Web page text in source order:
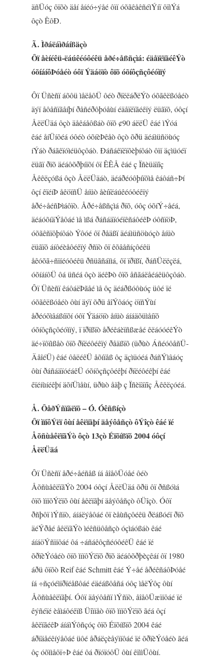
äñÜóç ôïõò äåí åíéó÷ýåé ôïí óõãêåêñéìÝíï ôïìÝá
ôçò ÊôÐ.
Ã. Ìðáëáìðáíßäçò
Ôï åèíéêü-ëáúêéóôéêü åðé÷åßñçìá: éäåïëïãéêÝò
óõíáíôÞóåéò óôï Ýäáöïò ôïõ óõíôçñçôéóìïý
Ôï Üñèñï áõôü ìåëåôÜ ôéò ðïëëáðëÝò óõãêëßóåéò
äýï åôåñïãåíþí ðåñéðôþóåùí éäåïëïãéêïý ëüãïõ, óôçí
ÅëëÜäá ôçò äåêáåôßáò ôïõ ¢90 áëëÜ êáé ìÝóá
êáé åíÜíôéá óôéò óõíèÞêåò ôçò õðü äéáìüñöùóç
íÝáò ðáãêïóìéüôçôáò. Ðáñáêïëïõèþíôáò ôïí äçìüóéï
ëüãï ðïõ äéáôõðþíïõí ôï ÊÊÅ êáé ç Ïñèüäïîç
Åêêëçóßá ôçò ÅëëÜäáò, äéáðéóôþíïõìå êáôáñ÷Þí
ôçí êïéíÞ åêöïñÜ åíüò åèíïëáúêéóôéêïý
åðé÷åéñÞìáôïò. Åðé÷åßñçìá ðïõ, óôç óõíÝ÷åéá,
äéáóõíäÝåôáé ìå ìßá ðáñáäïóéïêñáôéêÞ óôñïöÞ,
óõãêñïôþíôáò Ýôóé ôï ðåäßï äéáìüñöùóçò åíüò
ëüãïõ áíôéèåôéêïý ðñïò ôï êõâåñíçôéêü
åêóõã÷ñïíéóôéêü ðñüãñáììá, ôï ïðïßï, ðáñÜëëçëá,
óõíáíôÜ ôá üñéá ôçò äéêÞò ôïõ åñãáëåéáêüôçôáò.
Ôï Üñèñï êáôáëÞãåé ìå ôç äéáðßóôùóç üôé ïé
óõãêëßóåéò ôùí äýï õðü åîÝôáóç öïñÝùí
åðéóõìâáßíïõí óôï Ýäáöïò åíüò áíáäõüìåíïõ
óõíôçñçôéóìïý, ï ïðïßïò åðéêáèïñßæåé êëáóóéêÝò
äé÷ïôïìßåò ôïõ ðïëéôéêïý ðåäßïõ (üðùò ÁñéóôåñÜ-
ÄåîéÜ) êáé ôåëéêÜ åõíïåß ôç äçìüóéá ðáñÝìâáóç
ôùí ðáñáäïóéáêÜ óõíôçñçôéêþí ðïëéôéêþí êáé
êïéíùíéêþí äõíÜìåùí, üðùò åäþ ç Ïñèïäïîç Åêêëçóéá.
Å. ÔåðÝñïãëïõ – Ó. Óêñßíçò
Ôï ìïíôÝëï ôùí åêëïãþí äåýôåñçò ôÝîçò êáé ïé
ÅõñùåêëïãÝò ôçò 13çò Éïõíßïõ 2004 óôçí
ÅëëÜäá
Ôï Üñèñï åðé÷åéñåß íá åîåôÜóåé ôéò
ÅõñùåêëïãÝò 2004 óôçí ÅëëÜäá õðü ôï ðñßóìá
ôïõ ìïíôÝëïõ ôùí åêëïãþí äåýôåñçò ôÜîçò. Óôï
ðñþôï ìÝñïò, áíáëýåôáé ôï èåùñçôéêü ðëáßóéï ðïõ
äéÝðåé åêëïãÝò ìéêñüôåñçò óçìáóßáò êáé
áíáöÝñïíôáé ôá ÷áñáêôçñéóôéêÜ êáé ïé
õðïèÝóåéò ôïõ ìïíôÝëïõ ðïõ äéáôõðþèçêáí ôï 1980
áðü ôïõò Reif êáé Schmitt êáé Ý÷åé åðéêñáôÞóåé
íá ÷ñçóéìïðïéåßôáé éäéáßôåñá óôç ìåëÝôç ôùí
Åõñùåêëïãþí. Óôï äåýôåñï ìÝñïò, åîåôÜæïíôáé ïé
êýñéïé èåìáôéêïß Üîïíåò ôïõ ìïíôÝëïõ ãéá ôçí
åêëïãéêÞ áíáìÝôñçóç ôïõ Éïõíßïõ 2004 êáé
áðïäåéêíýåôáé üôé åðáëçèåýïíôáé ïé õðïèÝóåéò ãéá
ôç óõììåôï÷Þ êáé ôá ðïóïóôÜ ôùí êïììÜôùí.